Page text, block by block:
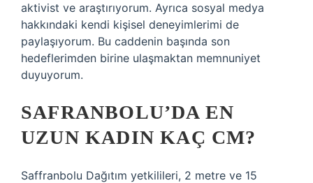
aktivist ve araştırıyorum. Ayrıca sosyal medya
hakkındaki kendi kişisel deneyimlerimi de
paylaşıyorum. Bu caddenin başında son
hedeflerimden birine ulaşmaktan memnuniyet
duyuyorum.
SAFRANBOLU’DA EN
UZUN KADIN KAÇ CM?
Saffranbolu Dağıtım yetkilileri, 2 metre ve 15